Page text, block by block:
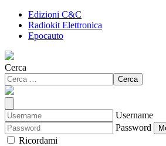
Edizioni C&C
Radiokit Elettronica
Epocauto
Cerca
Cerca
Username
Password
Ricordami